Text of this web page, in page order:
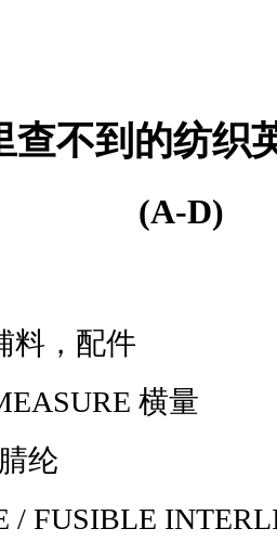
查不到的纺织
(A-D)
料，配件
横量
纶